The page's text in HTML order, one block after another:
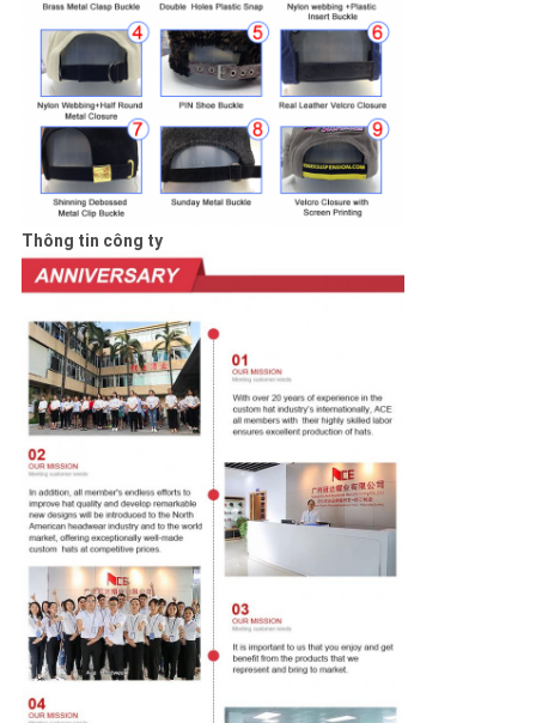
Thông tin công ty